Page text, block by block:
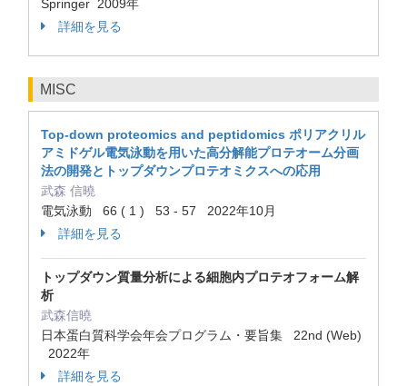
Springer 2009年
詳細を見る
MISC
Top-down proteomics and peptidomics ポリアクリル
アミドゲル電気泳動を用いた高分解能プロテオーム分画
法の開発とトップダウンプロテオミクスへの応用
武森 信曉
電気泳動 66 ( 1 ) 53 - 57 2022年10月
詳細を見る
トップダウン質量分析による細胞内プロテオフォーム解
析
武森信曉
日本蛋白質科学会年会プログラム・要旨集 22nd (Web)
2022年
詳細を見る